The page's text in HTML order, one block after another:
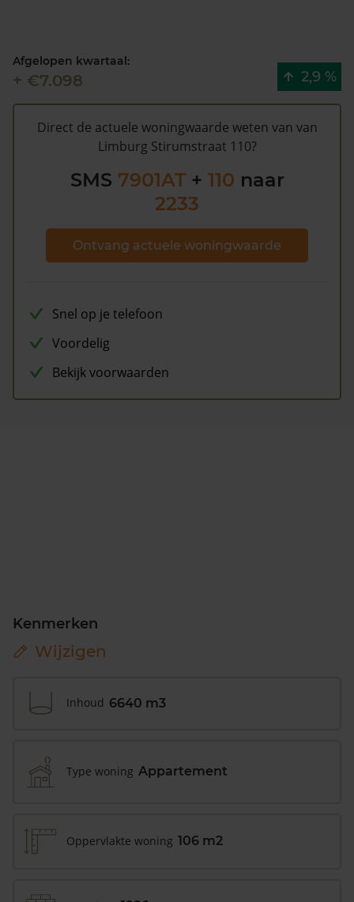
volgens de gemeente Hoogeveen is €204.000 (2020).
Volgens Kadasterdata is de kans laag dat deze waarde
te hoog is en dat er bespaard zou kunnen worden op
de gemeentelijke belastingen. Met hetgratis WOZ
bent u elk jaar op de hoogte van uw laatste WOZ
Afgelopen kwartaal:
+ €7.098 2,9 %
Direct de actuele woningwaarde weten van van
Limburg Stirumstraat 110?
SMS 7901AT+ 110 naar
2233
Ontvang actuele woningwaarde
Snel op je telefoon
Voordelig
Bekijk voorwaarden
Kenmerken
Wijzigen
Inhoud 6640 m3
Type woning Appartement
Oppervlakte woning 106 m2